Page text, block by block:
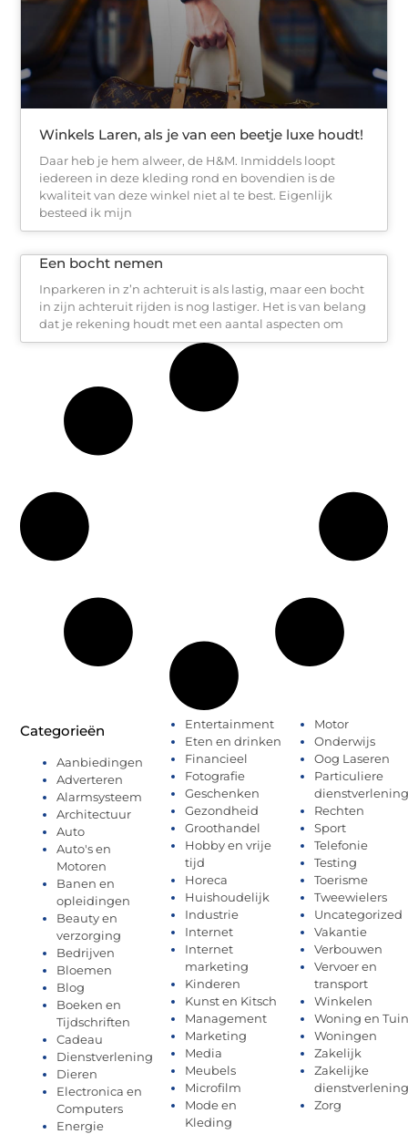
Winkels Laren, als je van een beetje luxe houdt!
Daar heb je hem alweer, de H&M. Inmiddels loopt
iedereen in deze kleding rond en bovendien is de
kwaliteit van deze winkel niet al te best. Eigenlijk
besteed ik mijn
Een bocht nemen
Inparkeren in z’n achteruit is als lastig, maar een bocht
in zijn achteruit rijden is nog lastiger. Het is van belang
dat je rekening houdt met een aantal aspecten om
Categorieën
Aanbiedingen
Adverteren
Alarmsysteem
Architectuur
Auto
Auto's en
Motoren
Banen en
opleidingen
Beauty en
verzorging
Bedrijven
Bloemen
Blog
Boeken en
Tijdschriften
Cadeau
Dienstverlening
Dieren
Electronica en
Computers
Energie
Entertainment
Eten en drinken
Financieel
Fotografie
Geschenken
Gezondheid
Groothandel
Hobby en vrije
tijd
Horeca
Huishoudelijk
Industrie
Internet
Internet
marketing
Kinderen
Kunst en Kitsch
Management
Marketing
Media
Meubels
Microfilm
Mode en
Kleding
Motor
Onderwijs
Oog Laseren
Particuliere
dienstverlening
Rechten
Sport
Telefonie
Testing
Toerisme
Tweewielers
Uncategorized
Vakantie
Verbouwen
Vervoer en
transport
Winkelen
Woning en Tuin
Woningen
Zakelijk
Zakelijke
dienstverlening
Zorg